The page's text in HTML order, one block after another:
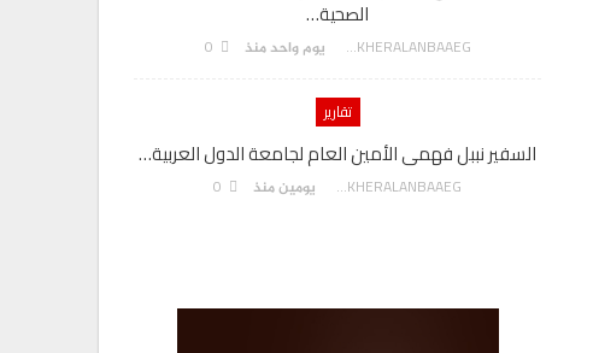
الصحية…
AKHERALANBAAEG يوم واحد منذ
تقارير
السفير نببل فهمى الأمين العام لجامعة الدول العربية…
AKHERALANBAAEG يومين منذ